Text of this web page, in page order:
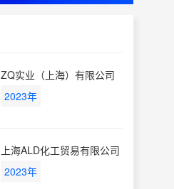
ZQ实业（上海）有限公司
2023年
上海ALD化工贸易有限公司
2023年